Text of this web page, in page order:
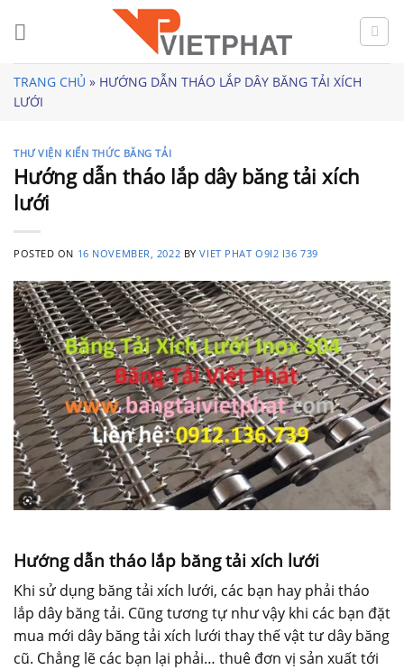
TRANG CHỦ » HƯỚNG DẪN THÁO LẮP DÂY BĂNG TẢI XÍCH
LƯỚI
THƯ VIỆN KIẾN THỨC BĂNG TẢI
Hướng dẫn tháo lắp dây băng tải xích
lưới
POSTED ON 16 NOVEMBER, 2022 BYVIET PHAT O9I2 I36 739
Hướng dẫn tháo lắp băng tải xích lưới
Khi sử dụng băng tải xích lưới, các bạn hay phải tháo
lắp dây băng tải. Cũng tương tự như vậy khi các bạn đặt
mua mới dây băng tải xích lưới thay thế vật tư dây băng
cũ. Chẳng lẽ các bạn lại phải… thuê đơn vị sản xuất tới